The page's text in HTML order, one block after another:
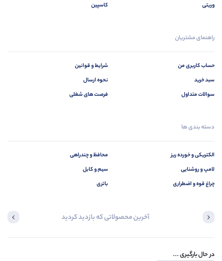
وریتی
کاسپین
راهنمای مشتریان
حساب کاربری من
سبد خرید
سوالات متداول
شرایط و قوانین
نحوه ارسال
فرصت های شغلی
دسته بندی ها
الکتریکی و خورده ریز
لامپ و روشنایی
چراغ قوه و اضطراری
محافظ و چندراهی
سیم و کابل
باتری
آخرین محصولاتی که بازدید کردید
در حال بارگیری ...